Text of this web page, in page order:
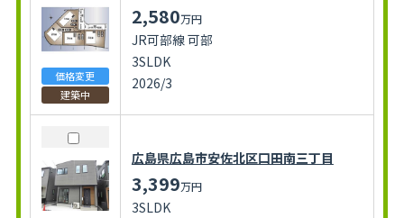
価格変更
建築中
2,580万円
JR可部線 可部
3SLDK
2026/3
広島県広島市安佐北区口田南三丁目
3,399万円
3SLDK